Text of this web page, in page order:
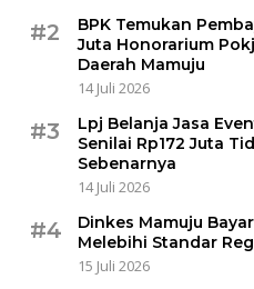
#2
BPK Temukan
Juta Honorarium
Daerah Mamuju
14 Juli 2026
#3
Lpj Belanja Jasa
Senilai Rp172 Juta
Sebenarnya
14 Juli 2026
#4
Dinkes Mamuju
Melebihi Standar
15 Juli 2026